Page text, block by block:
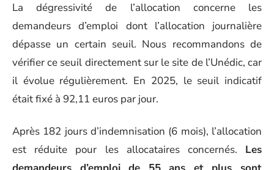
La dégressivité de l’allocation concerne les
demandeurs d’emploi dont l’allocation journalière
dépasse un certain seuil. Nous recommandons de
vérifier ce seuil directement sur le site de l’Unédic, car
il évolue régulièrement. En 2025, le seuil indicatif
était fixé à 92,11 euros par jour.
Après 182 jours d’indemnisation (6 mois), l’allocation
est réduite pour les allocataires concernés. Les